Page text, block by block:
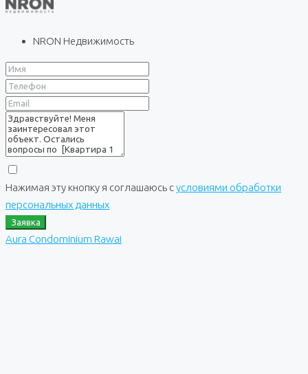
NRON Недвижимость
Нажимая эту кнопку я соглашаюсь сусловиями обработки
персональных данных
Заявка
Aura Condominium Rawai